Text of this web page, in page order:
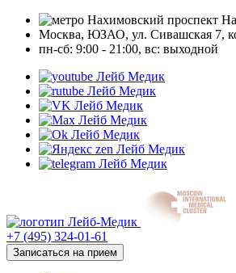
Москва, ЮЗАО, ул. Сивашская 7,
пн-сб: 9:00 - 21:00, вc: выходной
+7 (495) 324-01-61
Записаться на прием